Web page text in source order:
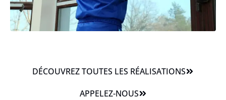
DÉCOUVREZ TOUTES LES RÉALISATIONS
APPELEZ-NOUS